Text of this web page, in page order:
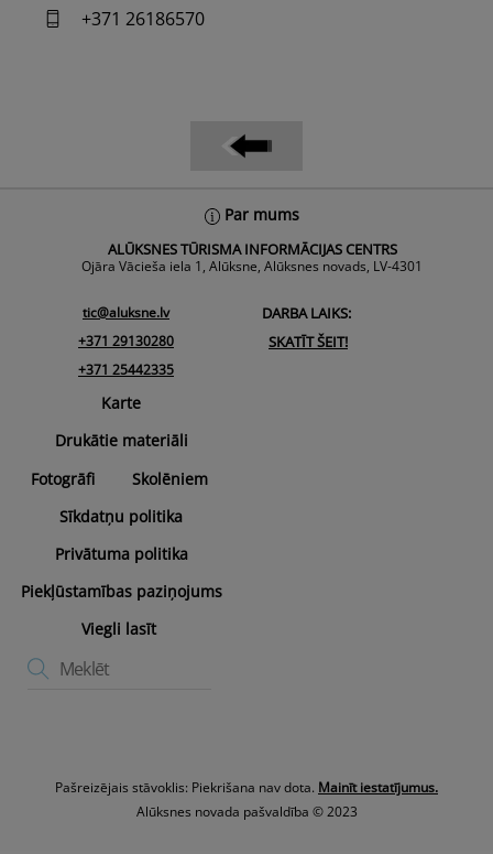
+371 26186570
Par mums
ALŪKSNES TŪRISMA INFORMĀCIJAS CENTRS
Ojāra Vācieša iela 1, Alūksne, Alūksnes novads, LV-4301
tic@aluksne.lv
+371 29130280
+371 25442335
DARBA LAIKS:
SKATĪT ŠEIT!
Karte
Drukātie materiāli
Fotogrāfi
Skolēniem
Sīkdatņu politika
Privātuma politika
Piekļūstamības paziņojums
Viegli lasīt
Pašreizējais stāvoklis: Piekrišana nav dota. Mainīt iestatījumus.
Alūksnes novada pašvaldība © 2023